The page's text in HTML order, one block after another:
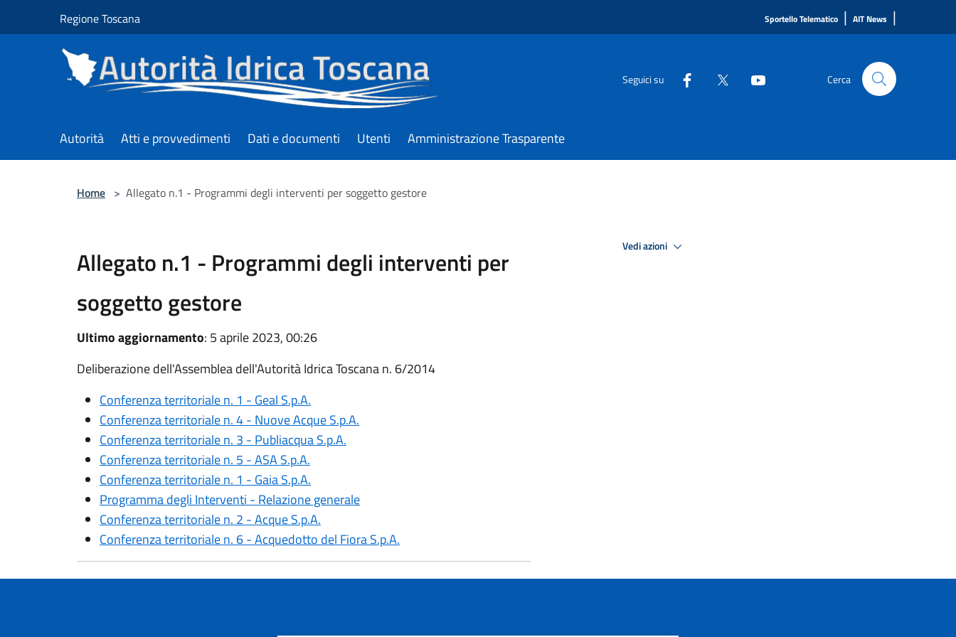
Regione Toscana Sportello Telematico | AIT News |
Seguici su Cerca
Autorità Atti e provvedimenti Dati e documenti Utenti Amministrazione Trasparente
Home > Allegato n.1 - Programmi degli interventi per soggetto gestore
Allegato n.1 - Programmi degli interventi per
soggetto gestore
Ultimo aggiornamento: 5 aprile 2023, 00:26
Deliberazione dell'Assemblea dell'Autorità Idrica Toscana n. 6/2014
Conferenza territoriale n. 1 - Geal S.p.A.
Conferenza territoriale n. 4 - Nuove Acque S.p.A.
Conferenza territoriale n. 3 - Publiacqua S.p.A.
Conferenza territoriale n. 5 - ASA S.p.A.
Conferenza territoriale n. 1 - Gaia S.p.A.
Programma degli Interventi - Relazione generale
Conferenza territoriale n. 2 - Acque S.p.A.
Conferenza territoriale n. 6 - Acquedotto del Fiora S.p.A.
Vedi azioni